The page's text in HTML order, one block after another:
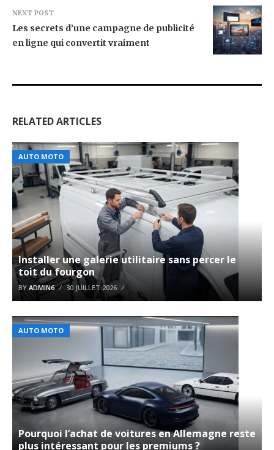
NEXT POST
Les secrets d’une campagne de publicité
en ligne qui convertit vraiment
RELATED ARTICLES
AUTO MOTO
Installer une galerie utilitaire sans percer le
toit du fourgon
BY ADMIN6 30 JUILLET 2026
AUTO MOTO
Pourquoi l’achat de voitures en Allemagne reste
plus intéressant pour les premiums ?